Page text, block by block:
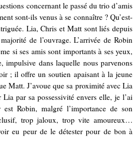
concernant le passé du trio d’amis
sont-ils venus à se connaître ? Qu’est-
Lia, Chris et Matt sont liés depuis
de l’ouvrage. L’arrivée de Robin
si ses amis sont importants à ses yeux,
impulsive dans laquelle nous parvenons
; il offre un soutien apaisant à la jeune
Matt. J’avoue que sa proximité avec Lia
par sa possessivité envers elle, je l’ai
Robin, malgré l’importance de son
trop jaloux, trop vite amoureux…
eu peur de le détester pour de bon à